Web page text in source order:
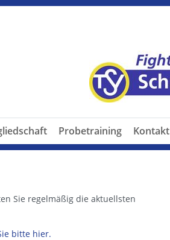
Probetraining Kontakt
Sie regelmäßig die aktuellsten
bitte hier.